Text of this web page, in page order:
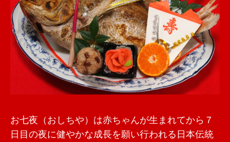
お七夜（おしちや）は赤ちゃんが生まれてから７
日目の夜に健やかな成長を願い行われる日本伝統